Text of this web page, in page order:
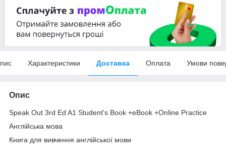
Характеристики Доставка Оплата Умови
Опис
Speak Out 3rd Ed A1 Student's Book +eBook +Online Practice
Англійська мова
Книга для вивчення англійської мови